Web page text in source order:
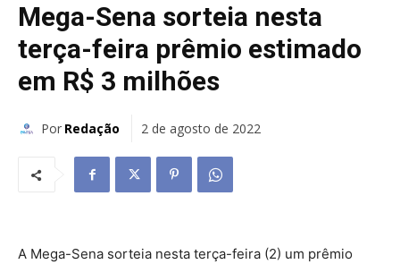
Mega-Sena sorteia nesta
terça-feira prêmio estimado
em R$ 3 milhões
Por Redação 2 de agosto de 2022
A Mega-Sena sorteia nesta terça-feira (2) um prêmio